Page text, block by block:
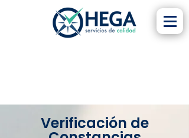
Verificación de